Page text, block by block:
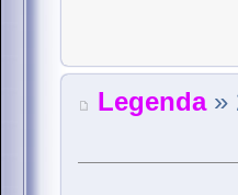
Legenda»